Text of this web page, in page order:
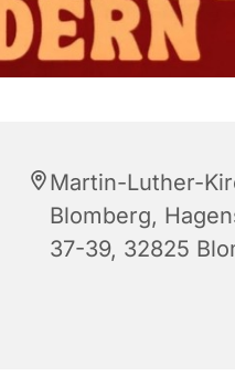
Martin-Luther-
Blomberg,
37-39, 32825